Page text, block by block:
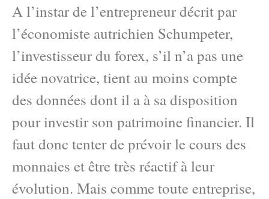
A l’instar de l’entrepreneur décrit par
l’économiste autrichien Schumpeter,
l’investisseur du forex, s’il n’a pas une
idée novatrice, tient au moins compte
des données dont il a à sa disposition
pour investir son patrimoine financier. Il
faut donc tenter de prévoir le cours des
monnaies et être très réactif à leur
évolution. Mais comme toute entreprise,